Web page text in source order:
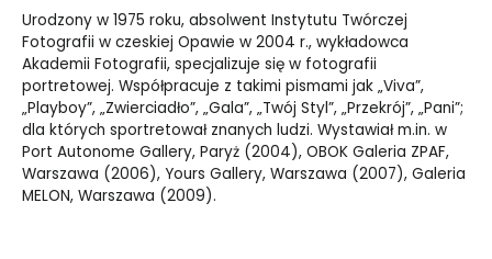
Urodzony w 1975 roku, absolwent Instytutu Twórczej
Fotografii w czeskiej Opawie w 2004 r., wykładowca
Akademii Fotografii, specjalizuje się w fotografii
portretowej. Współpracuje z takimi pismami jak „Viva”,
„Playboy”, „Zwierciadło”, „Gala”, „Twój Styl”, „Przekrój”, „Pani”;
dla których sportretował znanych ludzi. Wystawiałm.in. w
Port Autonome Gallery, Paryż (2004), OBOK Galeria ZPAF,
Warszawa (2006), Yours Gallery, Warszawa (2007), Galeria
MELON, Warszawa (2009).